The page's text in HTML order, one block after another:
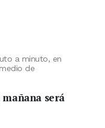
a minuto, en
de
será